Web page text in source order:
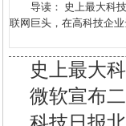
导读： 史上最大科技
联网巨头，在高科技企
史上最大
微软宣布